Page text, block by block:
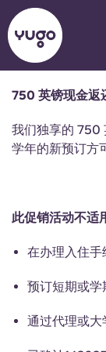
关于我们
更多
750 英镑现金
我们独享的 750
学年的新预订方
此促销活动不适
在办理入住手
预订短期或学
通过代理或大